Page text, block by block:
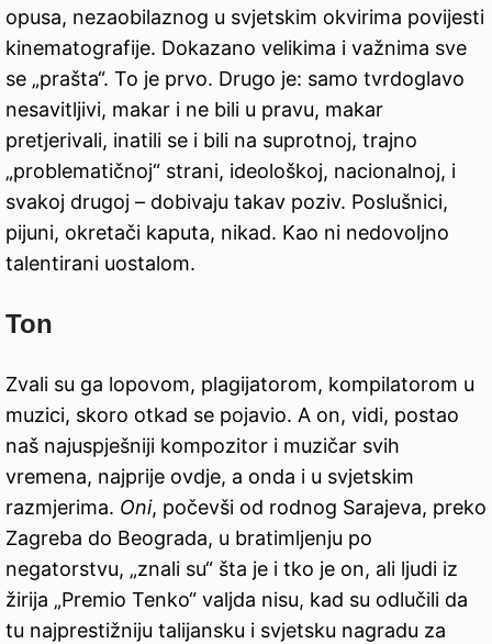
opusa, nezaobilaznog u svjetskim okvirima povijesti
kinematografije. Dokazano velikima i važnima sve
se „prašta“. To je prvo. Drugo je: samo tvrdoglavo
nesavitljivi, makar i ne bili u pravu, makar
pretjerivali, inatili se i bili na suprotnoj, trajno
„problematičnoj“ strani, ideološkoj, nacionalnoj, i
svakoj drugoj – dobivaju takav poziv. Poslušnici,
pijuni, okretači kaputa, nikad. Kao ni nedovoljno
talentirani uostalom.
Ton
Zvali su ga lopovom, plagijatorom, kompilatorom u
muzici, skoro otkad se pojavio. A on, vidi, postao
naš najuspješniji kompozitor i muzičar svih
vremena, najprije ovdje, a onda i u svjetskim
razmjerima. Oni, počevši od rodnog Sarajeva, preko
Zagreba do Beograda, u bratimljenju po
negatorstvu, „znali su“ šta je i tko je on, ali ljudi iz
žirija „Premio Tenko“ valjda nisu, kad su odlučili da
tu najprestižniju talijansku i svjetsku nagradu za